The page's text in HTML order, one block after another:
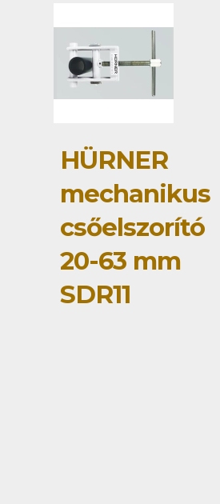
HÜRNER
mechanikus
csőelszorító
20-63 mm
SDR11